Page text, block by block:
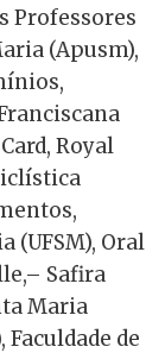
Professores
(Apusm),
Royal
(UFSM), Oral
Safira
Maria
Faculdade de